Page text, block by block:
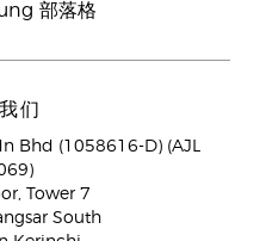
部落格
们
Bhd (1058616-D) (AJL
Tower 7
South